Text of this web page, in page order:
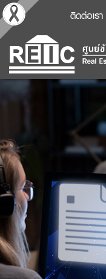
ติดต่อเรา